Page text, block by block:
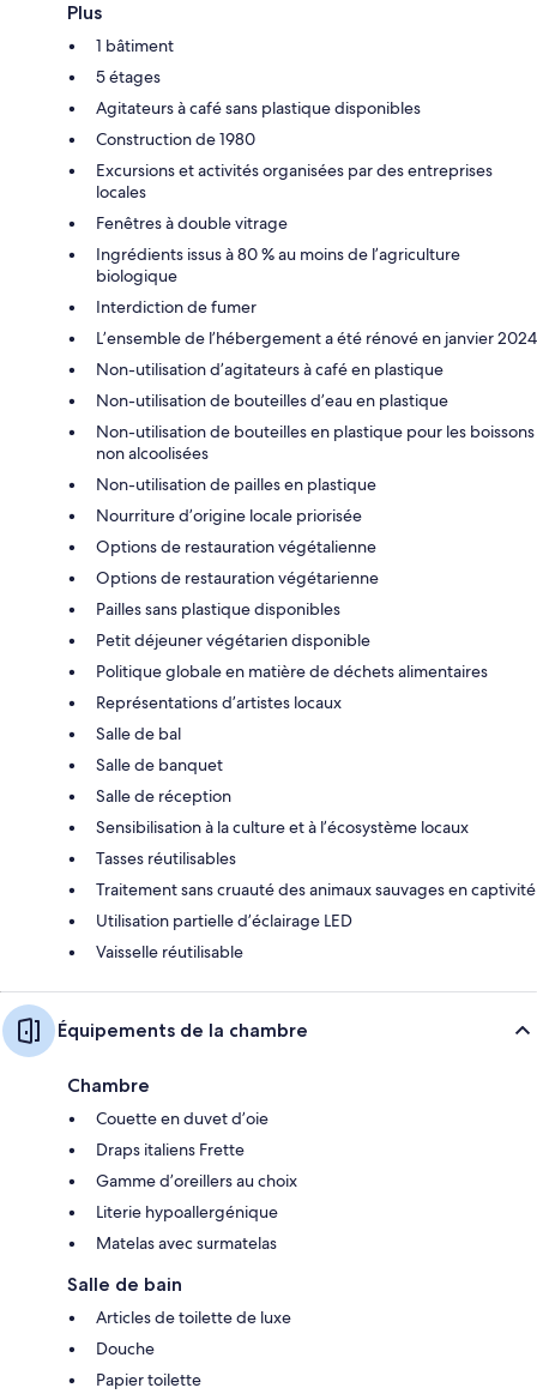
Plus
1 bâtiment
5 étages
Agitateurs à café sans plastique disponibles
Construction de 1980
Excursions et activités organisées par des entreprises
locales
Fenêtres à double vitrage
Ingrédients issus à 80 % au moins de l’agriculture
biologique
Interdiction de fumer
L’ensemble de l’hébergement a été rénové en janvier 2024
Non-utilisation d’agitateurs à café en plastique
Non-utilisation de bouteilles d’eau en plastique
Non-utilisation de bouteilles en plastique pour les boissons
non alcoolisées
Non-utilisation de pailles en plastique
Nourriture d’origine locale priorisée
Options de restauration végétalienne
Options de restauration végétarienne
Pailles sans plastique disponibles
Petit déjeuner végétarien disponible
Politique globale en matière de déchets alimentaires
Représentations d’artistes locaux
Salle de bal
Salle de banquet
Salle de réception
Sensibilisation à la culture et à l’écosystème locaux
Tasses réutilisables
Traitement sans cruauté des animaux sauvages en captivité
Utilisation partielle d’éclairage LED
Vaisselle réutilisable
Équipements de la chambre
Chambre
Couette en duvet d’oie
Draps italiens Frette
Gamme d’oreillers au choix
Literie hypoallergénique
Matelas avec surmatelas
Salle de bain
Articles de toilette de luxe
Douche
Papier toilette